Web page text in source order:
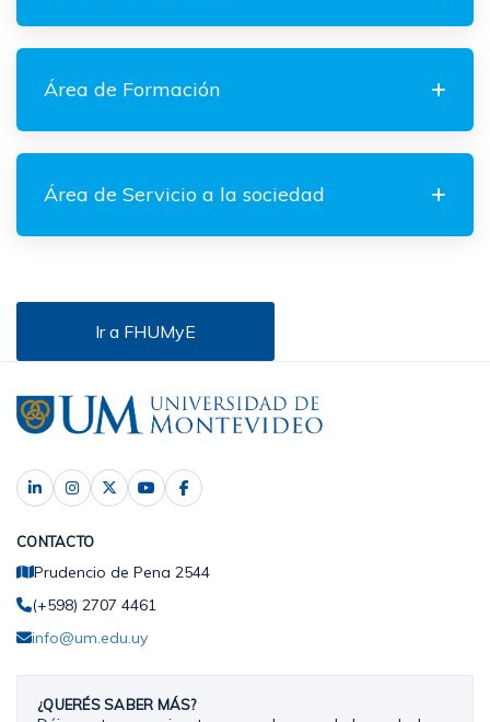
Área de Formación
Área de Servicio a la sociedad
Ir a FHUMyE
CONTACTO
Prudencio de Pena 2544
(+598) 2707 4461
info@um.edu.uy
¿QUERÉS SABER MÁS?